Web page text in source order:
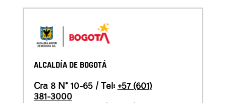
ALCALDÍA DE BOGOTÁ
Cra 8 N° 10-65 / Tel: +57 (601)
381-3000